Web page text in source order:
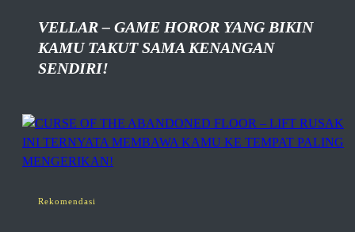
VELLAR – GAME HOROR YANG BIKIN
KAMU TAKUT SAMA KENANGAN
SENDIRI!
Rekomendasi